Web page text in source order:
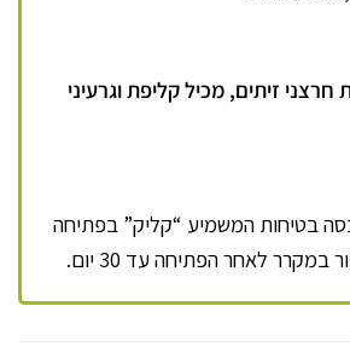
חרצני זיתים, מכיל קליפת וגרעיני
בטיחות המשמיע “קליק” בפתיחה
לאחר הפתיחה עד 30 יום.